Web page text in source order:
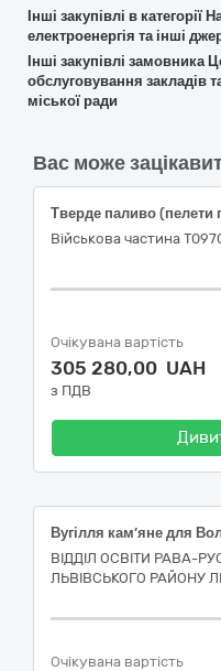
Інші закупівлі в
електроенергія та інші
Інші закупівлі
обслуговування закладів
міської ради
Вас може
Тверде паливо (пелети
Військова частина
Очікувана вартість
305 280,00 UAH
з ПДВ
ВІДДІЛ ОСВІТИ РАВА-
ЛЬВІВСЬКОГО РАЙОНУ
Очікувана вартість